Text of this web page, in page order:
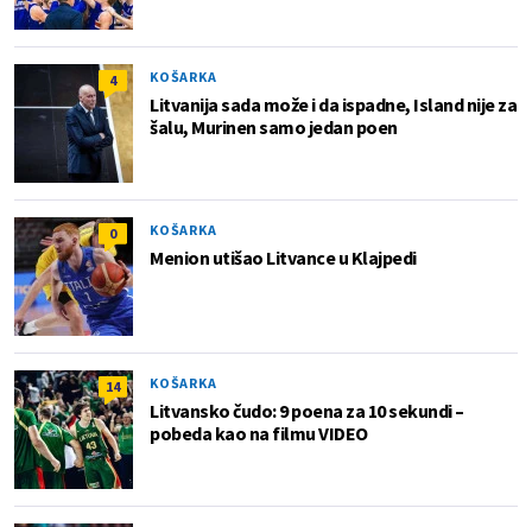
4 KOŠARKA
Litvanija sada može i da ispadne, Island nije za
šalu, Murinen samo jedan poen
0 KOŠARKA
Menion utišao Litvance u Klajpedi
14 KOŠARKA
Litvansko čudo: 9 poena za 10 sekundi –
pobeda kao na filmu VIDEO